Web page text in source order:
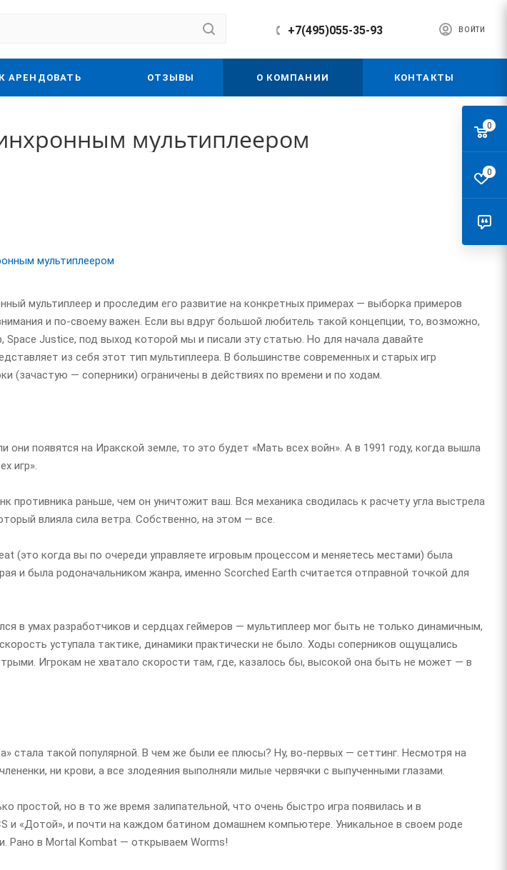
ВОЙТИ
+7(495)055-35-93
АРЕНДОВАТЬ ОТЗЫВЫ О КОМПАНИИ КОНТАКТЫ
мультиплеером
мультиплеер и проследим его развитие на конкретных примерах — выборка примеров
и по-своему важен. Если вы вдруг большой любитель такой концепции, то, возможно,
Justice, под выход которой мы и писали эту статью. Но для начала давайте
из себя этот тип мультиплеера. В большинстве современных и старых игр
(зачастую — соперники) ограничены в действиях по времени и по ходам.
они появятся на Иракской земле, то это будет «Мать всех войн». А в 1991 году, когда вышла
игр».
противника раньше, чем он уничтожит ваш. Вся механика сводилась к расчету угла выстрела
влияла сила ветра. Собственно, на этом — все.
(это когда вы по очереди управляете игровым процессом и меняетесь местами) была
и была родоначальником жанра, именно Scorched Earth считается отправной точкой для
в умах разработчиков и сердцах геймеров — мультиплеер мог быть не только динамичным,
уступала тактике, динамики практически не было. Ходы соперников ощущались
Игрокам не хватало скорости там, где, казалось бы, высокой она быть не может — в
стала такой популярной. В чем же были ее плюсы? Ну, во-первых — сеттинг. Несмотря на
ни крови, а все злодеяния выполняли милые червячки с выпученными глазами.
простой, но в то же время залипательной, что очень быстро игра появилась и в
и «Дотой», и почти на каждом батином домашнем компьютере. Уникальное в своем роде
Рано в Mortal Kombat — открываем Worms!
0
0